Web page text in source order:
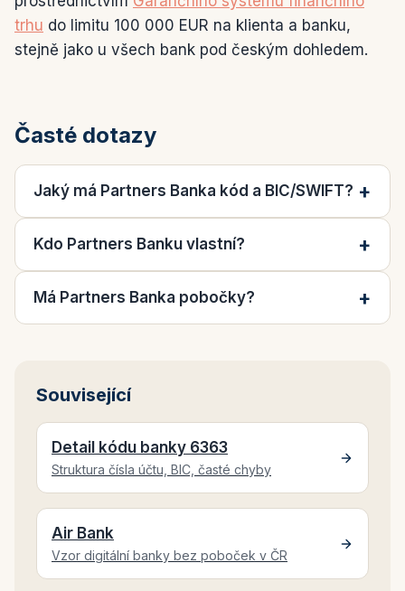
trhu do limitu 100 000 EUR na klienta a banku,
stejně jako u všech bank pod českým dohledem.
Časté dotazy
Jaký má Partners Banka kód a BIC/SWIFT?
Kdo Partners Banku vlastní?
Má Partners Banka pobočky?
Související
Detail kódu banky 6363
Struktura čísla účtu, BIC, časté chyby
Air Bank
Vzor digitální banky bez poboček v ČR